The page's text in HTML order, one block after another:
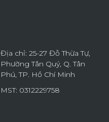
Địa chỉ: 25-27 Đỗ Thừa Tự,
Phường Tân Quý, Q. Tân
Phú, TP. Hồ Chí Minh
MST: 0312229758